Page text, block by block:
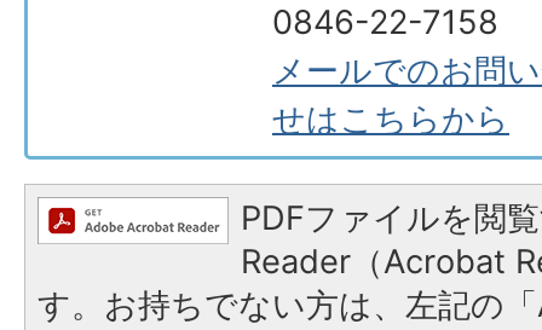
0846-22-7158
メールでのお問
せはこちらから
PDFファイルを閲
Reader（Acrobat
す。お持ちでない方は、左記の